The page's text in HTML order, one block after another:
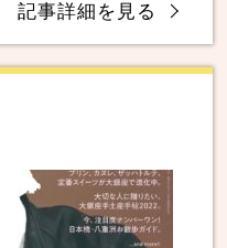
記事詳細を見る